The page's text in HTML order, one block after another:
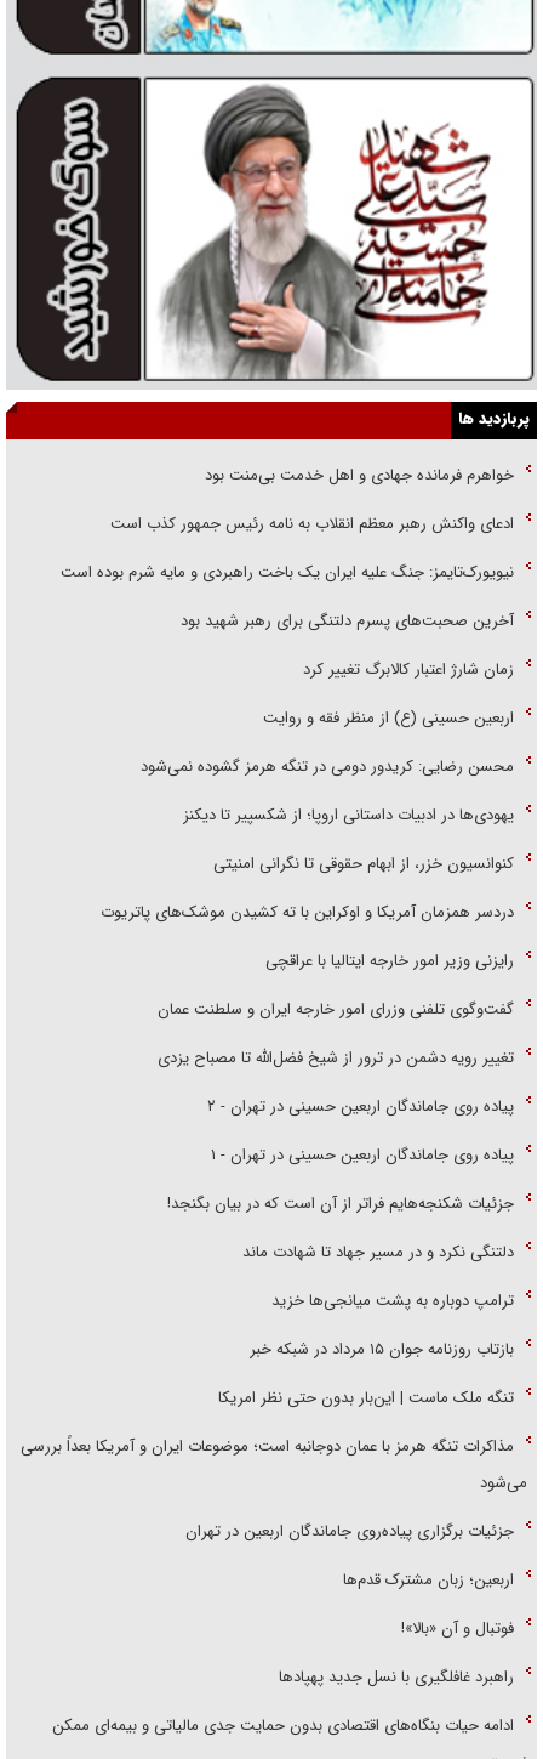
پربازدید ها
خواهرم فرمانده جهادی و اهل خدمت بی‌منت بود
ادعای واکنش رهبر معظم انقلاب به نامه رئیس جمهور کذب است
نیویورک‌تایمز: جنگ علیه ایران یک باخت راهبردی و مایه شرم بوده است
آخرین صحبت‌های پسرم دلتنگی برای رهبر شهید بود
زمان شارژ اعتبار کالابرگ تغییر کرد
اربعین حسینی (ع) از منظر فقه و روایت
محسن رضایی: کریدور دومی در تنگه هرمز گشوده نمی‌شود
یهودی‌ها در ادبیات داستانی اروپا؛ از شکسپیر تا دیکنز
کنوانسیون خزر، از ابهام حقوقی تا نگرانی امنیتی
دردسر همزمان آمریکا و اوکراین با ته کشیدن موشک‌های پاتریوت
رایزنی وزیر امور خارجه ایتالیا با عراقچی
گفت‌وگوی تلفنی وزرای امور خارجه ایران و سلطنت عمان
تغییر رویه دشمن در ترور از شیخ فضل‌الله تا مصباح یزدی
پیاده روی جاماندگان اربعین حسینی در تهران - ۲
پیاده روی جاماندگان اربعین حسینی در تهران - ۱
جزئیات شکنجه‌هایم فراتر از آن است که در بیان بگنجد!
دلتنگی نکرد و در مسیر جهاد تا شهادت ماند
ترامپ دوباره به پشت میانجی‌ها خزید
بازتاب روزنامه جوان ۱۵ مرداد در شبکه خبر
تنگه ملک ماست | این‌بار بدون حتی نظر امریکا
مذاکرات تنگه هرمز با عمان دوجانبه است؛ موضوعات ایران و آمریکا بعداً بررسی
می‌شود
جزئیات برگزاری پیاده‌روی جاماندگان اربعین در تهران
اربعین؛ زبان مشترک قدم‌ها
فوتبال و آن «بالا»!
راهبرد غافلگیری با نسل جدید پهپاد‌ها
ادامه حیات بنگاه‌های اقتصادی بدون حمایت جدی مالیاتی و بیمه‌ای ممکن